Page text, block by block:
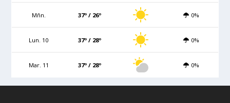
Mñn. 37º / 26º 0%
Lun. 10 37º / 28º 0%
Mar. 11 37º / 28º 0%